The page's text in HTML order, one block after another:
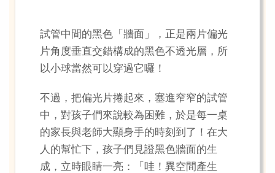
試管中間的黑色「牆面」，正是兩片偏光
片角度垂直交錯構成的黑色不透光層，所
以小球當然可以穿過它囉！
不過，把偏光片捲起來，塞進窄窄的試管
中，對孩子們來說較為困難，於是每一桌
的家長與老師大顯身手的時刻到了！在大
人的幫忙下，孩子們見證黑色牆面的生
成，立時眼睛一亮：「哇！異空間產生